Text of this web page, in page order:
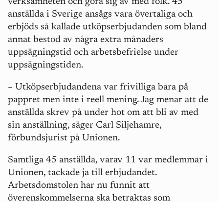
anställda i Sverige ansågs vara övertaliga och
erbjöds så kallade utköpserbjudanden som bland
annat bestod av några extra månaders
uppsägningstid och arbetsbefrielse under
uppsägningstiden.
– Utköpserbjudandena var frivilliga bara på
pappret men inte i reell mening. Jag menar att de
anställda skrev på under hot om att bli av med
sin anställning, säger Carl Siljehamre,
förbundsjurist på Unionen.
Samtliga 45 anställda, varav 11 var medlemmar i
Unionen, tackade ja till erbjudandet.
Arbetsdomstolen har nu funnit att
överenskommelserna ska betraktas som